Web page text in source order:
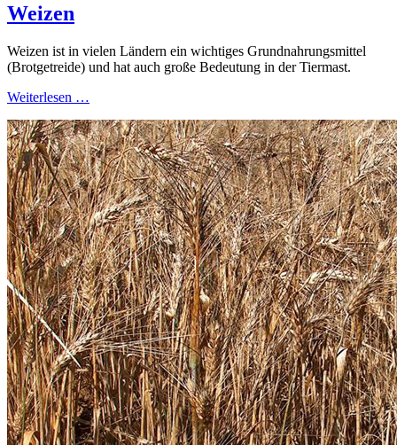
Weizen
Weizen ist in vielen Ländern ein wichtiges Grundnahrungsmittel
(Brotgetreide) und hat auch große Bedeutung in der Tiermast.
Weiterlesen …